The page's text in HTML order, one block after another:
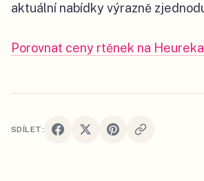
aktuální nabídky výrazně
Porovnat ceny rtěnek na Heureka
SDÍLET: